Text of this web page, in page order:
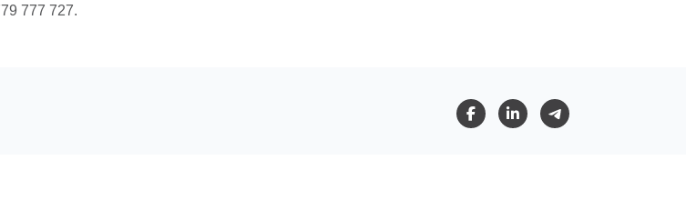
777 727.